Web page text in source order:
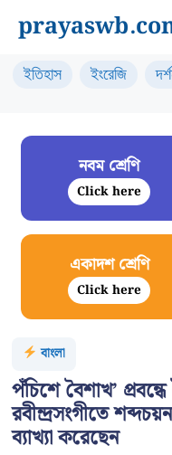
content
ইতিহাস ইংরেজি
নবম শ্রেণি
Click here
একাদশ শ্রেণি
Click here
বাংলা
পঁচিশে বৈশাখ’
রবীন্দ্রসংগীতে
ব্যাখ্যা করেছেন